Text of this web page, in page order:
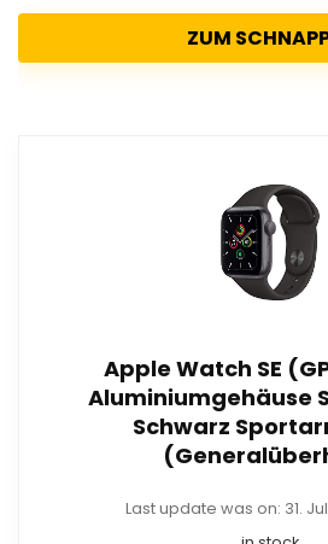
ZUM
Apple Watch SE
Aluminiumgehäuse
Schwarz
Last update was on: 31.